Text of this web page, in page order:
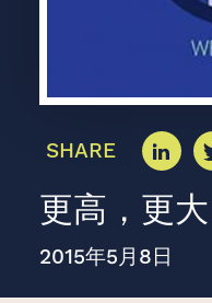
SHARE
更高，更
2015年5月8日